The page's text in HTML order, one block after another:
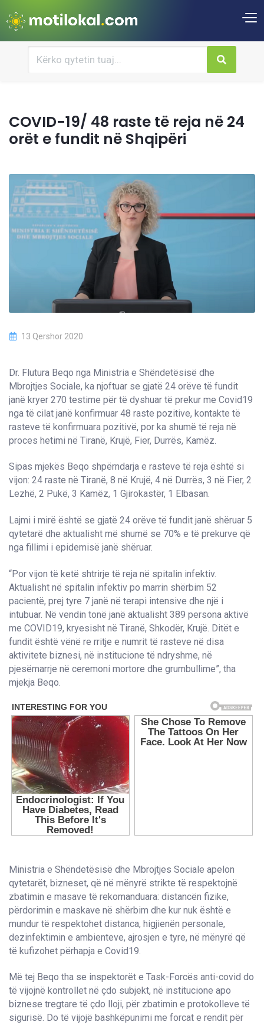
COVID-19/ 48 raste të reja në 24
orët e fundit në Shqipëri
13 Qershor 2020
Dr. Flutura Beqo nga Ministria e Shëndetësisë dhe
Mbrojtjes Sociale, ka njoftuar se gjatë 24 orëve të fundit
janë kryer 270 testime për të dyshuar të prekur me Covid19
nga të cilat janë konfirmuar 48 raste pozitive, kontakte të
rasteve të konfirmuara pozitivë, por ka shumë të reja në
proces hetimi në Tiranë, Krujë, Fier, Durrës, Kamëz.
Sipas mjekës Beqo shpërndarja e rasteve të reja është si
vijon: 24 raste në Tiranë, 8 në Krujë, 4 në Durrës, 3 në Fier, 2
Lezhë, 2 Pukë, 3 Kamëz, 1 Gjirokastër, 1 Elbasan.
Lajmi i mirë është se gjatë 24 orëve të fundit janë shëruar 5
qytetarë dhe aktualisht më shumë se 70% e të prekurve që
nga fillimi i epidemisë janë shëruar.
“Por vijon të ketë shtrirje të reja në spitalin infektiv.
Aktualisht në spitalin infektiv po marrin shërbim 52
pacientë, prej tyre 7 janë në terapi intensive dhe një i
intubuar. Në vendin tonë janë aktualisht 389 persona aktivë
me COVID19, kryesisht në Tiranë, Shkodër, Krujë. Ditët e
fundit është vënë re rritje e numrit të rasteve në disa
aktivitete biznesi, në institucione të ndryshme, në
pjesëmarrje në ceremoni mortore dhe grumbullime”, tha
mjekja Beqo.
Ministria e Shëndetësisë dhe Mbrojtjes Sociale apelon
qytetarët, bizneset, që në mënyrë strikte të respektojnë
zbatimin e masave të rekomanduara: distancën fizike,
përdorimin e maskave në shërbim dhe kur nuk është e
mundur të respektohet distanca, higjienën personale,
dezinfektimin e ambienteve, ajrosjen e tyre, në mënyrë që
të kufizohet përhapja e Covid19.
Më tej Beqo tha se inspektorët e Task-Forcës anti-covid do
të vijojnë kontrollet në çdo subjekt, në institucione apo
biznese tregtare të çdo lloji, për zbatimin e protokolleve të
sigurisë. Do të vijojë bashkëpunimi me forcat e rendit për